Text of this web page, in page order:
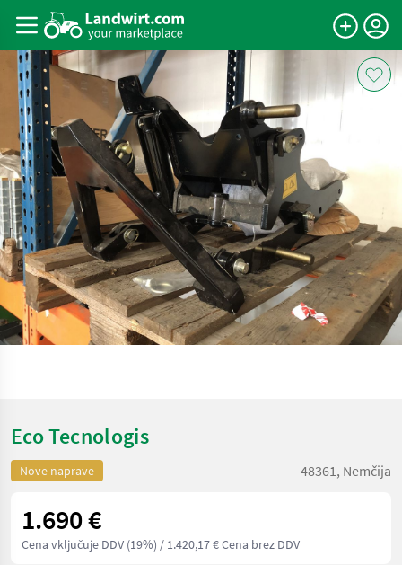
Eco Tecnologis
Nove naprave 48361, Nemčija
1.690 €
Cena vključuje DDV (19%) / 1.420,17 € Cena brez DDV